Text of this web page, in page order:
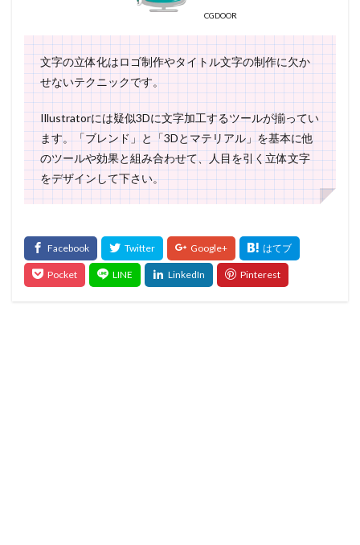
CGDOOR
文字の立体化はロゴ制作やタイトル文字の制作に欠か
せないテクニックです。
Illustratorには疑似3Dに文字加工するツールが揃ってい
ます。「ブレンド」と「3Dとマテリアル」を基本に他
のツールや効果と組み合わせて、人目を引く立体文字
をデザインして下さい。